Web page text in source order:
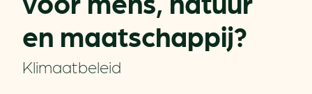
en maatschappij?
Klimaatbeleid